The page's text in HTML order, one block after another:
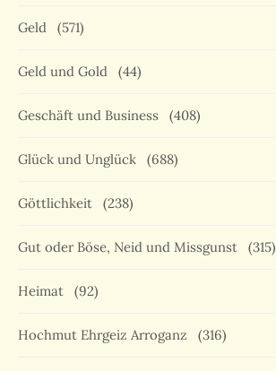
Geld (571)
Geld und Gold (44)
Geschäft und Business (408)
Glück und Unglück (688)
Göttlichkeit (238)
Gut oder Böse, Neid und Missgunst (315)
Heimat (92)
Hochmut Ehrgeiz Arroganz (316)